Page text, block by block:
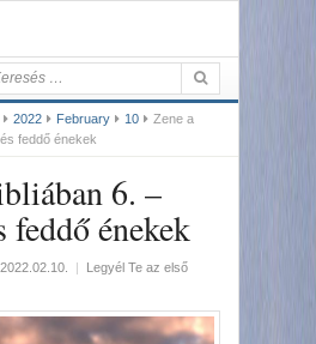
2022 February 10
Zene a
feddő énekek
6. –
feddő énekek
2022.02.10. |
Legyél Te az első